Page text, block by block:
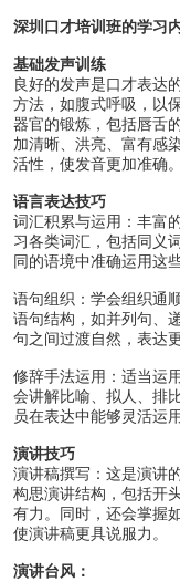
深圳口才培训班的学习
基础发声训练
良好的发声是口才表达
方法，如腹式呼吸，以
器官的锻炼，包括唇舌
加清晰、洪亮、富有感
活性，使发音更加准确。
语言表达技巧
词汇积累与运用：丰富
习各类词汇，包括同义
同的语境中准确运用这
语句组织：学会组织通
语句结构，如并列句、
句之间过渡自然，表达
修辞手法运用：适当运
会讲解比喻、拟人、排
员在表达中能够灵活运
演讲技巧
演讲稿撰写：这是演讲
构思演讲结构，包括开
有力。同时，还会掌握
使演讲稿更具说服力。
演讲台风：